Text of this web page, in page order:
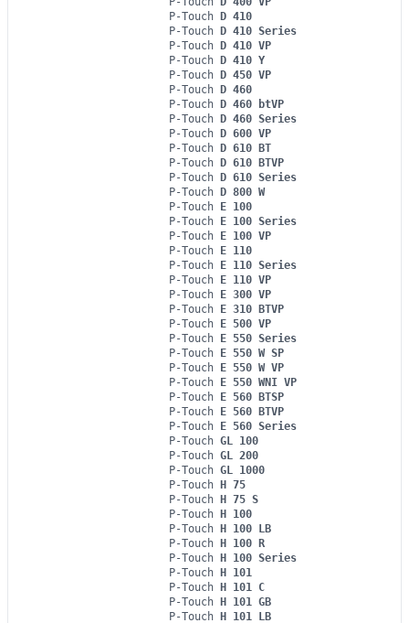
P-Touch D 410
P-Touch D 410 Series
P-Touch D 410 VP
P-Touch D 410 Y
P-Touch D 450 VP
P-Touch D 460
P-Touch D 460 btVP
P-Touch D 460 Series
P-Touch D 600 VP
P-Touch D 610 BT
P-Touch D 610 BTVP
P-Touch D 610 Series
P-Touch D 800 W
P-Touch E 100
P-Touch E 100 Series
P-Touch E 100 VP
P-Touch E 110
P-Touch E 110 Series
P-Touch E 110 VP
P-Touch E 300 VP
P-Touch E 310 BTVP
P-Touch E 500 VP
P-Touch E 550 Series
P-Touch E 550 W SP
P-Touch E 550 W VP
P-Touch E 550 WNI VP
P-Touch E 560 BTSP
P-Touch E 560 BTVP
P-Touch E 560 Series
P-Touch GL 100
P-Touch GL 200
P-Touch GL 1000
P-Touch H 75
P-Touch H 75 S
P-Touch H 100
P-Touch H 100 LB
P-Touch H 100 R
P-Touch H 100 Series
P-Touch H 101
P-Touch H 101 C
P-Touch H 101 GB
P-Touch H 101 LB